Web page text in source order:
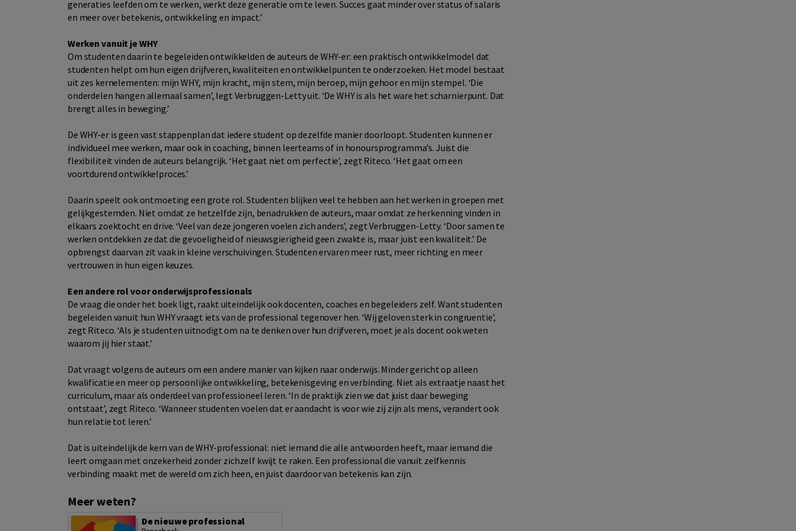
generaties leefden om te werken, werkt deze generatie om te leven. Succes gaat minder over status of salaris
en meer over betekenis, ontwikkeling en impact.’
Werken vanuit je WHY
Om studenten daarin te begeleiden ontwikkelden de auteurs de WHY-er: een praktisch ontwikkelmodel dat
studenten helpt om hun eigen drijfveren, kwaliteiten en ontwikkelpunten te onderzoeken. Het model bestaat
uit zes kernelementen: mijn WHY, mijn kracht, mijn stem, mijn beroep, mijn gehoor en mijn stempel. ‘Die
onderdelen hangen allemaal samen’, legt Verbruggen-Letty uit. ‘De WHY is als het ware het scharnierpunt. Dat
brengt alles in beweging.’
De WHY-er is geen vast stappenplan dat iedere student op dezelfde manier doorloopt. Studenten kunnen er
individueel mee werken, maar ook in coaching, binnen leerteams of in honoursprogramma’s. Juist die
flexibiliteit vinden de auteurs belangrijk. ‘Het gaat niet om perfectie’, zegt Riteco. ‘Het gaat om een
voortdurend ontwikkelproces.’
Daarin speelt ook ontmoeting een grote rol. Studenten blijken veel te hebben aan het werken in groepen met
gelijkgestemden. Niet omdat ze hetzelfde zijn, benadrukken de auteurs, maar omdat ze herkenning vinden in
elkaars zoektocht en drive. ‘Veel van deze jongeren voelen zich anders’, zegt Verbruggen-Letty. ‘Door samen te
werken ontdekken ze dat die gevoeligheid of nieuwsgierigheid geen zwakte is, maar juist een kwaliteit.’ De
opbrengst daarvan zit vaak in kleine verschuivingen. Studenten ervaren meer rust, meer richting en meer
vertrouwen in hun eigen keuzes.
Een andere rol voor onderwijsprofessionals
De vraag die onder het boek ligt, raakt uiteindelijk ook docenten, coaches en begeleiders zelf. Want studenten
begeleiden vanuit hun WHY vraagt iets van de professional tegenover hen. ‘Wij geloven sterk in congruentie’,
zegt Riteco. ‘Als je studenten uitnodigt om na te denken over hun drijfveren, moet je als docent ook weten
waarom jij hier staat.’
Dat vraagt volgens de auteurs om een andere manier van kijken naar onderwijs. Minder gericht op alleen
kwalificatie en meer op persoonlijke ontwikkeling, betekenisgeving en verbinding. Niet als extraatje naast het
curriculum, maar als onderdeel van professioneel leren. ‘In de praktijk zien we dat juist daar beweging
ontstaat’, zegt Riteco. ‘Wanneer studenten voelen dat er aandacht is voor wie zij zijn als mens, verandert ook
hun relatie tot leren.’
Dat is uiteindelijk de kern van de WHY-professional: niet iemand die alle antwoorden heeft, maar iemand die
leert omgaan met onzekerheid zonder zichzelf kwijt te raken. Een professional die vanuit zelfkennis
verbinding maakt met de wereld om zich heen, en juist daardoor van betekenis kan zijn.
Meer weten?
De nieuwe professional